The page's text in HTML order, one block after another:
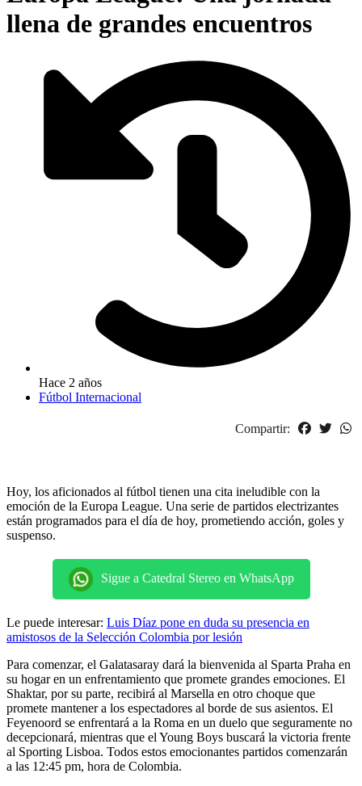
llena de grandes encuentros
Hace 2 años
Fútbol Internacional
Compartir:
Hoy, los aficionados al fútbol tienen una cita ineludible con la
emoción de la Europa League. Una serie de partidos electrizantes
están programados para el día de hoy, prometiendo acción, goles y
suspenso.
Sigue a Catedral Stereo en WhatsApp
Le puede interesar: Luis Díaz pone en duda su presencia en
amistosos de la Selección Colombia por lesión
Para comenzar, el Galatasaray dará la bienvenida al Sparta Praha en
su hogar en un enfrentamiento que promete grandes emociones. El
Shaktar, por su parte, recibirá al Marsella en otro choque que
promete mantener a los espectadores al borde de sus asientos. El
Feyenoord se enfrentará a la Roma en un duelo que seguramente no
decepcionará, mientras que el Young Boys buscará la victoria frente
al Sporting Lisboa. Todos estos emocionantes partidos comenzarán
a las 12:45 pm, hora de Colombia.